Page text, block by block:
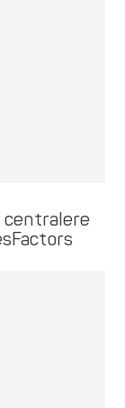
centralere